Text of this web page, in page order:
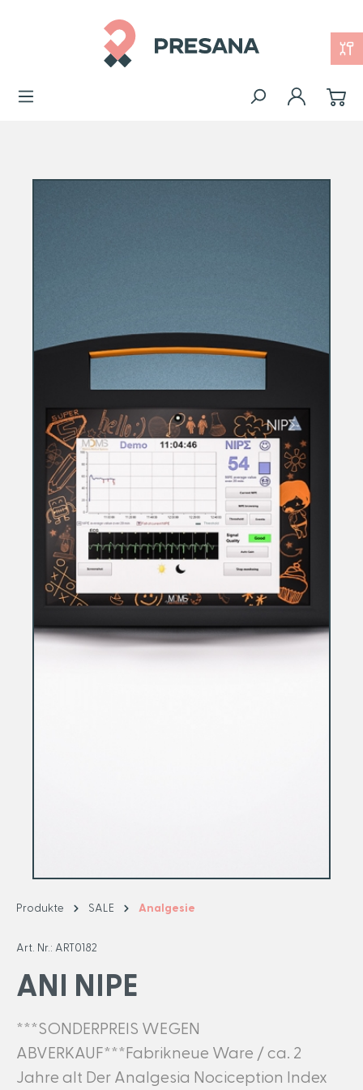
Produkte SALE Analgesie
Art. Nr.: ART0182
ANI NIPE
***SONDERPREIS WEGEN
ABVERKAUF***Fabrikneue Ware / ca. 2
Jahre alt Der Analgesia Nociception Index